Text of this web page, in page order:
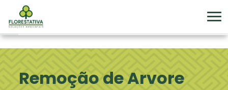
Remoção de Arvore